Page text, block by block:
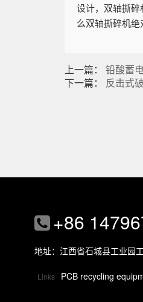
设计，双轴撕
么双轴撕碎机绝
上一篇： 铅酸蓄
下一篇： 反击式
+86
地址：江西省石城县工业园
Links PCB recycling